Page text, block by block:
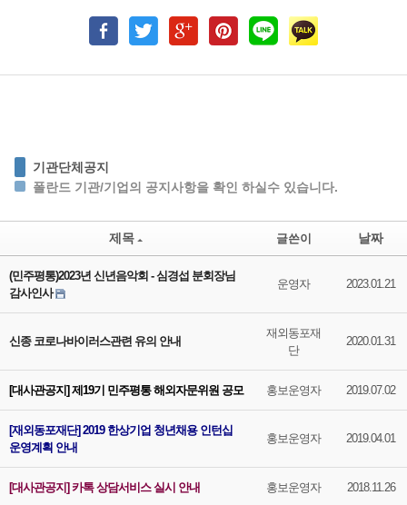
기관단체공지
폴란드 기관/기업의 공지사항을 확인 하실수 있습니다.
제목 글쓴이 날짜
(민주평통)2023년 신년음악회 - 심경섭 분회장님
감사인사
운영자 2023.01.21
신종 코로나바이러스관련 유의 안내
재외동포재
단
2020.01.31
[대사관공지] 제19기 민주평통 해외자문위원 공모 홍보운영자 2019.07.02
[재외동포재단] 2019 한상기업 청년채용 인턴십
운영계획 안내
홍보운영자 2019.04.01
[대사관공지] 카톡 상담서비스 실시 안내 홍보운영자 2018.11.26